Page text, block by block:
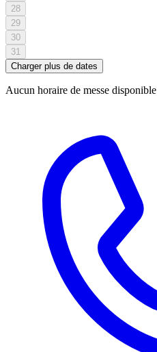
28
29
30
31
Charger plus de dates
Aucun horaire de messe disponible